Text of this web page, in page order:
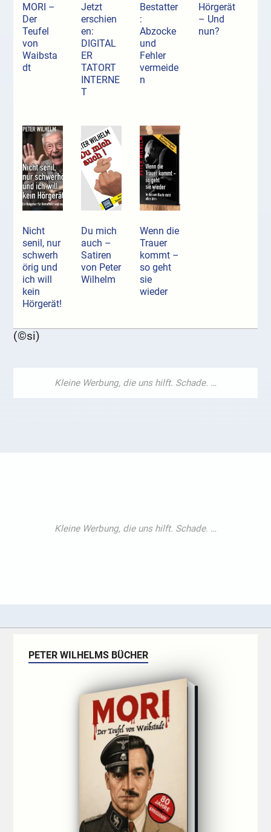
MORI –
Der
Teufel
von
Waibsta
dt
Jetzt
erschien
en:
DIGITAL
ER
TATORT
INTERNE
T
Bestatter
:
Abzocke
und
Fehler
vermeide
n
Hörgerät
– Und
nun?
Nicht
senil, nur
schwerh
örig und
ich will
kein
Hörgerät!
Du mich
auch –
Satiren
von Peter
Wilhelm
Wenn die
Trauer
kommt –
so geht
sie
wieder
(©si)
PETER WILHELMS BÜCHER